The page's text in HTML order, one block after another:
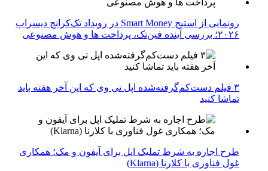
رونمایی از استیج Smart Money در رویداد تک‌کرانچ دیسراپ
۲۰۲۶؛ بررسی آینده فین‌تک، پرداخت‌ ها و هوش مصنوعی
۳ فیلم دست‌کم‌گرفته‌شده اپل تی وی که این آخر هفته باید
تماشا کنید
طرح اجاره به شرط تملیک اپل برای آیفون و مک؛ همکاری
غول فناوری با کلارنا (Klarna)